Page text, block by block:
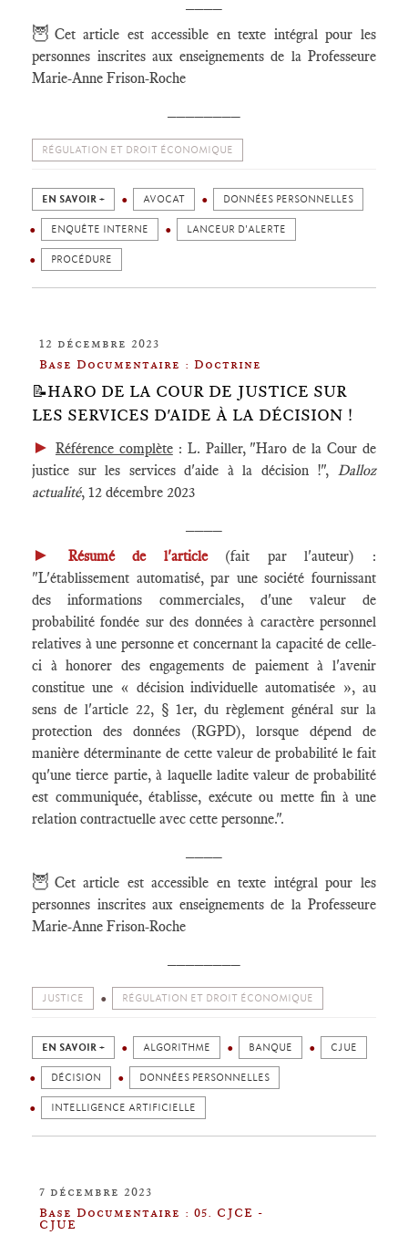
🦉 Cet article est accessible en texte intégral pour les
personnes inscrites aux enseignements de la Professeure
Marie-Anne Frison-Roche
RÉGULATION ET DROIT ÉCONOMIQUE
EN SAVOIR + AVOCAT DONNÉES PERSONNELLES
ENQUÊTE INTERNE LANCEUR D'ALERTE
PROCÉDURE
12 décembre 2023
Base Documentaire : Doctrine
📝HARO DE LA COUR DE JUSTICE SUR
LES SERVICES D'AIDE À LA DÉCISION !
► Référence complète: L. Pailler, "Haro de la Cour de
justice sur les services d'aide à la décision !", Dalloz
actualité, 12 décembre 2023
► Résumé de l'article(fait par l'auteur) :
"L'établissement automatisé, par une société fournissant
des informations commerciales, d'une valeur de
probabilité fondée sur des données à caractère personnel
relatives à une personne et concernant la capacité de celle-
ci à honorer des engagements de paiement à l'avenir
constitue une « décision individuelle automatisée », au
sens de l'article 22, § 1er, du règlement général sur la
protection des données (RGPD), lorsque dépend de
manière déterminante de cette valeur de probabilité le fait
qu'une tierce partie, à laquelle ladite valeur de probabilité
est communiquée, établisse, exécute ou mette fin à une
relation contractuelle avec cette personne.".
🦉 Cet article est accessible en texte intégral pour les
personnes inscrites aux enseignements de la Professeure
Marie-Anne Frison-Roche
JUSTICE RÉGULATION ET DROIT ÉCONOMIQUE
EN SAVOIR + ALGORITHME BANQUE CJUE
DÉCISION DONNÉES PERSONNELLES
INTELLIGENCE ARTIFICIELLE
7 décembre 2023
Base Documentaire : 05. CJCE -
CJUE